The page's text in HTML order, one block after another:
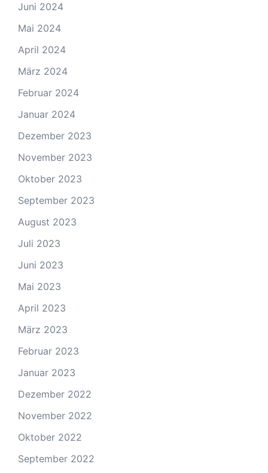
Juni 2024
Mai 2024
April 2024
März 2024
Februar 2024
Januar 2024
Dezember 2023
November 2023
Oktober 2023
September 2023
August 2023
Juli 2023
Juni 2023
Mai 2023
April 2023
März 2023
Februar 2023
Januar 2023
Dezember 2022
November 2022
Oktober 2022
September 2022